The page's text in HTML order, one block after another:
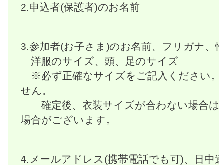
2.申込者(保護者)のお名前
3.参加者(お子さま)のお名前、フリガナ、
洋服のサイズ、頭、足のサイズ
※必ず正確なサイズをご記入ください
せん。
確定後、衣装サイズが合わない場合は
場合がございます。
4.メールアドレス(携帯電話でも可)、日中